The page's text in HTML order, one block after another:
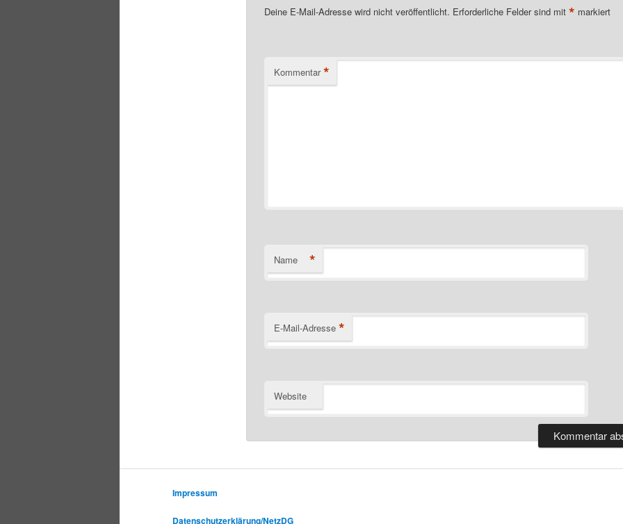
Deine E-Mail-Adresse wird nicht veröffentlicht. Erforderliche Felder sind mit * markiert
Kommentar *
Name *
E-Mail-Adresse *
Website
Impressum
Datenschutzerklärung/NetzDG